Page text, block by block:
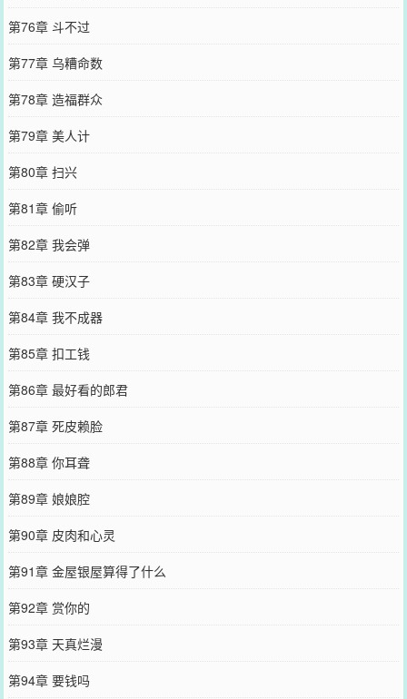
第76章 斗不过
第77章 乌糟命数
第78章 造福群众
第79章 美人计
第80章 扫兴
第81章 偷听
第82章 我会弹
第83章 硬汉子
第84章 我不成器
第85章 扣工钱
第86章 最好看的郎君
第87章 死皮赖脸
第88章 你耳聋
第89章 娘娘腔
第90章 皮肉和心灵
第91章 金屋银屋算得了什么
第92章 赏你的
第93章 天真烂漫
第94章 要钱吗